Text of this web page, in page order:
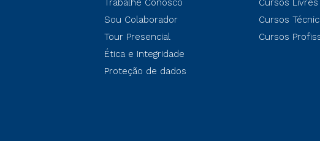
Trabalhe Conosco
Sou Colaborador
Tour Presencial
Ética e Integridade
Proteção de dados
Cursos Livres
Cursos
Cursos